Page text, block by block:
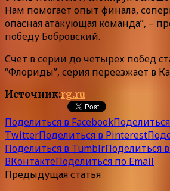
Нам помогает опыт финала,
опасная атакующая команда”, –
победу Бобровский.
Счет в серии до четырех побед
“Флориды”, серия переезжает в
Источник:rg.ru
Поделиться в Facebook
TwitterПоделиться в Pinterest
Поделиться в TumblrПоделиться
ВКонтактеПоделиться по Email
Предыдущая статья